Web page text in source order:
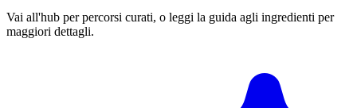
Vai all'hub per percorsi curati, o leggi la guida agli ingredienti per
maggiori dettagli.